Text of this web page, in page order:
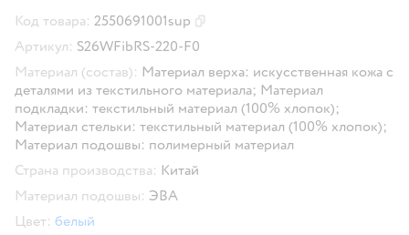
Код товара: 2550691001sup
Артикул: S26WFibRS-220-F0
Материал (состав): Материал верха: искусственная кожа с
деталями из текстильного материала; Материал
подкладки: текстильный материал (100% хлопок);
Материал стельки: текстильный материал (100% хлопок);
Материал подошвы: полимерный материал
Страна производства: Китай
Материал подошвы: ЭВА
Цвет: белый